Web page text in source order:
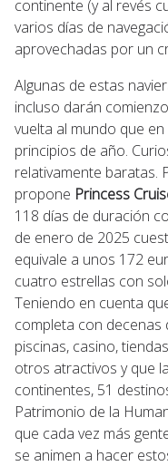
continente (y al revés
varios días de
aprovechadas por un
Algunas de estas
incluso darán
vuelta al mundo que
principios de año.
relativamente baratas.
propone Princess
118 días de duración
de enero de 2025
equivale a unos 172
cuatro estrellas con
Teniendo en cuenta
completa con decenas
piscinas, casino,
otros atractivos y que
continentes, 51
Patrimonio de la
que cada vez más
se animen a hacer